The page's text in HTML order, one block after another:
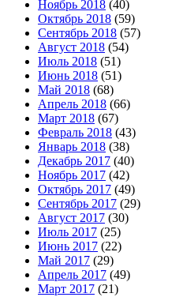
Ноябрь 2018 (40)
Октябрь 2018 (59)
Сентябрь 2018 (57)
Август 2018 (54)
Июль 2018 (51)
Июнь 2018 (51)
Май 2018 (68)
Апрель 2018 (66)
Март 2018 (67)
Февраль 2018 (43)
Январь 2018 (38)
Декабрь 2017 (40)
Ноябрь 2017 (42)
Октябрь 2017 (49)
Сентябрь 2017 (29)
Август 2017 (30)
Июль 2017 (25)
Июнь 2017 (22)
Май 2017 (29)
Апрель 2017 (49)
Март 2017 (21)